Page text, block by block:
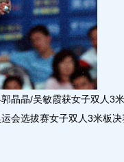
晶/吴敏霞获女子双人3米
会选拔赛女子双人3米板